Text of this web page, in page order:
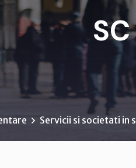
Servicii si societati in